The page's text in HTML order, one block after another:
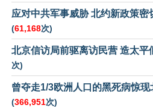
应对中共军事威胁 北约新政策密
(61,168次)
北京信访局前驱离访民营 造太平
次)
曾夺走1/3欧洲人口的黑死病惊现
(366,951次)